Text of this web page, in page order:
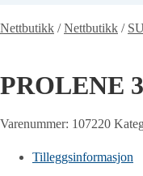
Nettbutikk /Nettbutikk /
PROLENE
Varenummer: 107220
Tilleggsinformasjon